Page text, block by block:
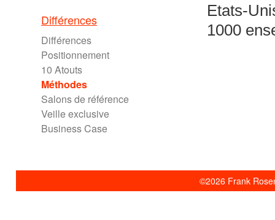
Différences
Différences
Positionnement
10 Atouts
Méthodes
Salons de référence
Veille exclusive
Business Case
Etats-
1000
©2026 Frank